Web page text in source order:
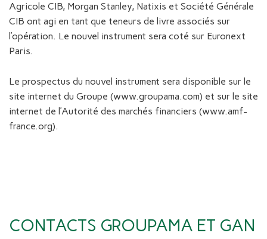
Agricole CIB, Morgan Stanley, Natixis et Société Générale
CIB ont agi en tant que teneurs de livre associés sur
l’opération. Le nouvel instrument sera coté sur Euronext
Paris.
Le prospectus du nouvel instrument sera disponible sur le
site internet du Groupe (www.groupama.com) et sur le site
internet de l’Autorité des marchés financiers (www.amf-
france.org).
CONTACTS GROUPAMA ET GAN